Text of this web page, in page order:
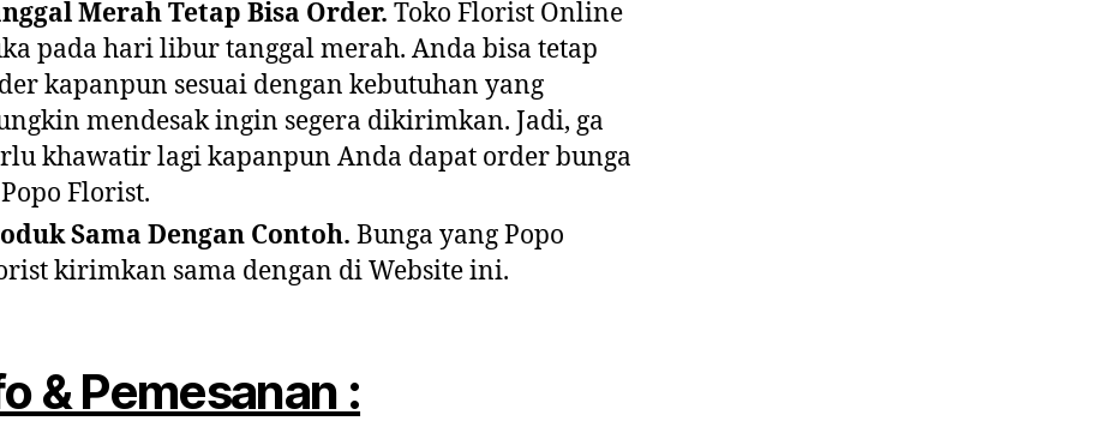
Merah Tetap Bisa Order. Toko Florist Online
pada hari libur tanggal merah. Anda bisa tetap
kapanpun sesuai dengan kebutuhan yang
mendesak ingin segera dikirimkan. Jadi, ga
khawatir lagi kapanpun Anda dapat order bunga
Florist.
Sama Dengan Contoh. Bunga yang Popo
kirimkan sama dengan di Website ini.
& Pemesanan :